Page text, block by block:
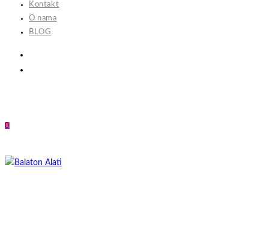
Kontakt
O nama
BLOG
0